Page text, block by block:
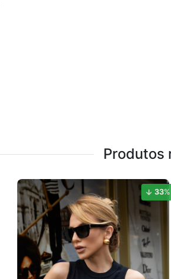
Produtos
33%